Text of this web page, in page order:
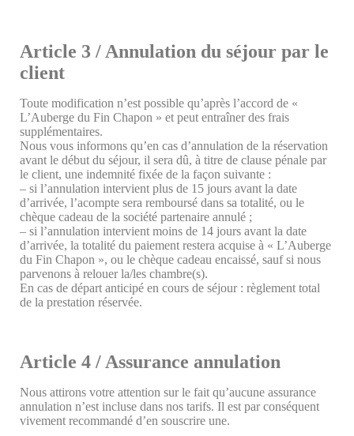
Article 3 / Annulation du séjour par le
client
Toute modification n’est possible qu’après l’accord de «
L’Auberge du Fin Chapon » et peut entraîner des frais
supplémentaires.
Nous vous informons qu’en cas d’annulation de la réservation
avant le début du séjour, il sera dû, à titre de clause pénale par
le client, une indemnité fixée de la façon suivante :
– si l’annulation intervient plus de 15 jours avant la date
d’arrivée, l’acompte sera remboursé dans sa totalité, ou le
chèque cadeau de la société partenaire annulé ;
– si l’annulation intervient moins de 14 jours avant la date
d’arrivée, la totalité du paiement restera acquise à « L’Auberge
du Fin Chapon », ou le chèque cadeau encaissé, sauf si nous
parvenons à relouer la/les chambre(s).
En cas de départ anticipé en cours de séjour : règlement total
de la prestation réservée.
Article 4 / Assurance annulation
Nous attirons votre attention sur le fait qu’aucune assurance
annulation n’est incluse dans nos tarifs. Il est par conséquent
vivement recommandé d’en souscrire une.